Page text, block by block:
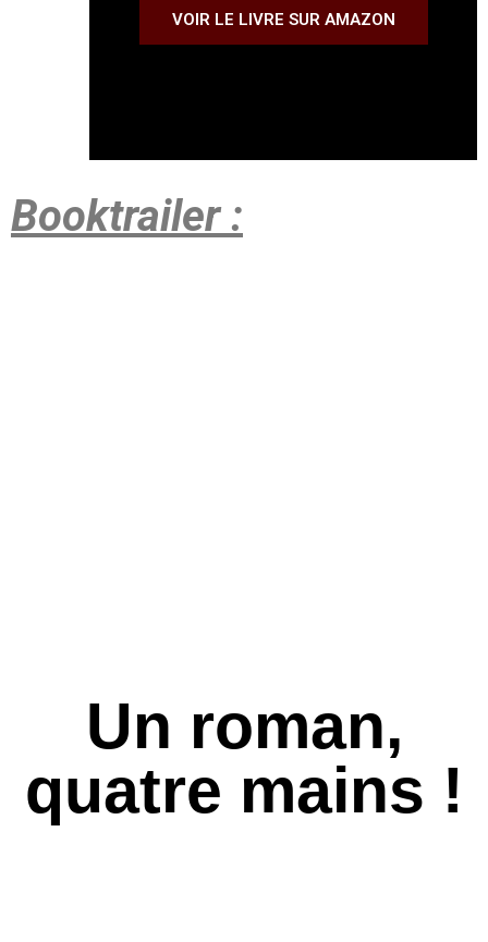
VOIR LE LIVRE SUR AMAZON
Booktrailer :
Un roman,
quatre mains !